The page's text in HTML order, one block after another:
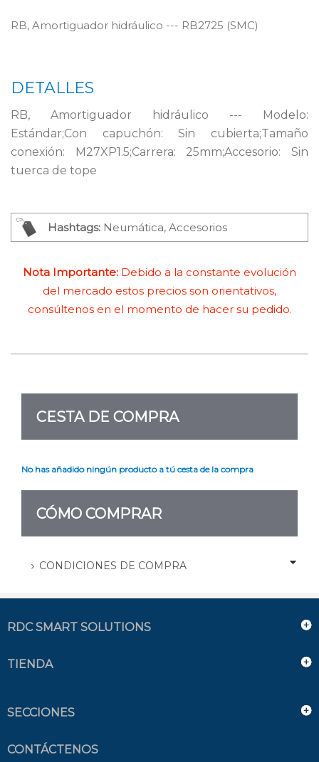
RB, Amortiguador hidráulico --- RB2725 (SMC)
DETALLES
RB, Amortiguador hidráulico --- Modelo:
Estándar;Con capuchón: Sin cubierta;Tamaño
conexión: M27XP1.5;Carrera: 25mm;Accesorio: Sin
tuerca de tope
Hashtags: Neumática, Accesorios
Nota Importante: Debido a la constante evolución
del mercado estos precios son orientativos,
consúltenos en el momento de hacer su pedido.
CESTA DE COMPRA
No has añadido ningún producto a tú cesta de la compra
CÓMO COMPRAR
CONDICIONES DE COMPRA
RDC SMART SOLUTIONS
TIENDA
SECCIONES
CONTÁCTENOS